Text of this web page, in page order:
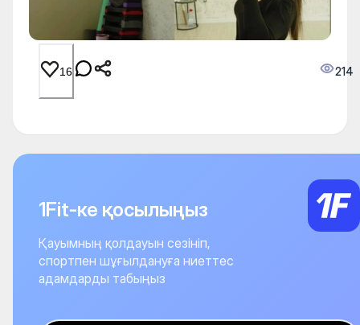
16 214
1Fit-ке қосылыңыз
Қауымның қолдауын сезініп,
спортпен шұғылдануға ниеттес
адамдарды табыңыз